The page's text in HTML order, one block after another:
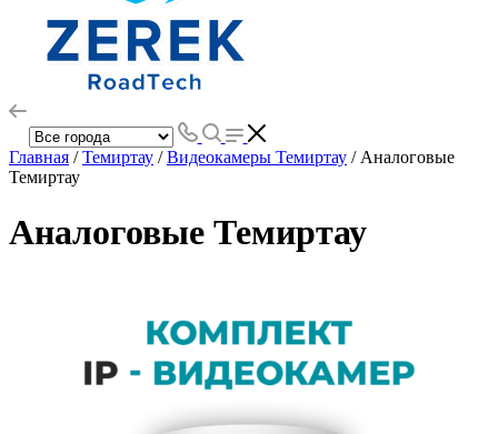
Главная /Темиртау /Видеокамеры Темиртау / Аналоговые
Темиртау
Аналоговые Темиртау